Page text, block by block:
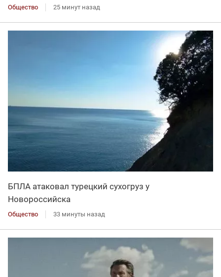
Общество 25 минут назад
БПЛА атаковал турецкий сухогруз у
Новороссийска
Общество 33 минуты назад